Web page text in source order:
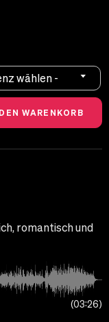
wählen -
romantisch und
03:26